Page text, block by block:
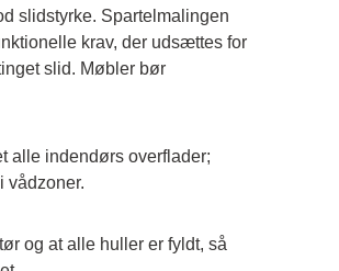
slidstyrke. Spartelmalingen
krav, der udsættes for
slid. Møbler bør
alle indendørs overflader;
vådzoner.
og at alle huller er fyldt, så